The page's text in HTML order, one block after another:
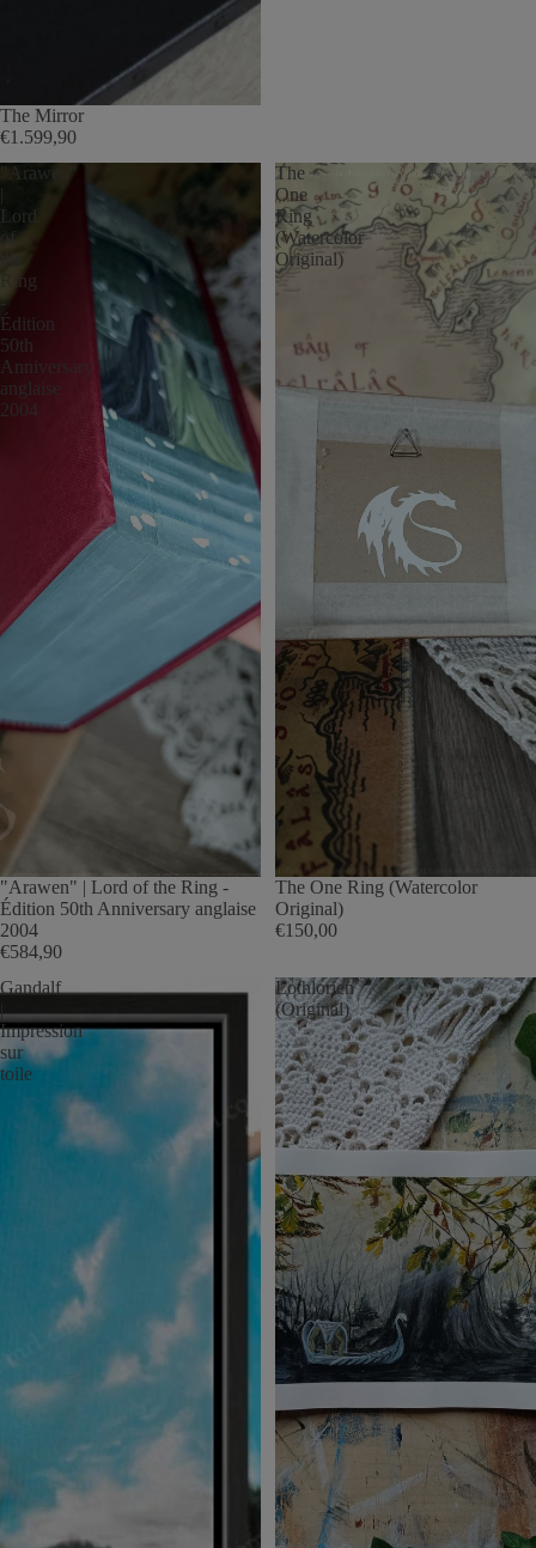
The Mirror
€1.599,90
"Arawen"
|
Lord
of
Ring
-
Édition
50th
Anniversary
anglaise
2004
"Arawen" | Lord of the Ring -
Édition 50th Anniversary anglaise
2004
€584,90
The
One
Ring
(Watercolor
Original)
The One Ring (Watercolor
Original)
€150,00
Gandalf
|
Impression
sur
toile
Lothlorien
(Original)